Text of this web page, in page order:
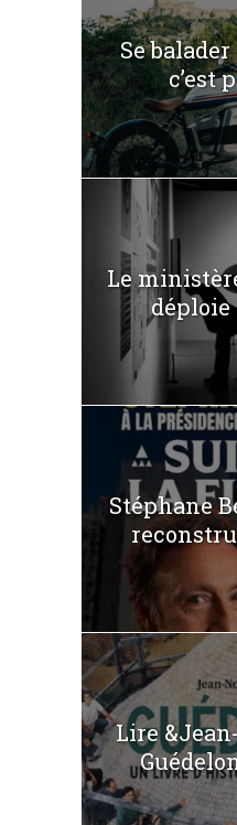
Se
c’est
Le
déploie
Stéphane
Lire